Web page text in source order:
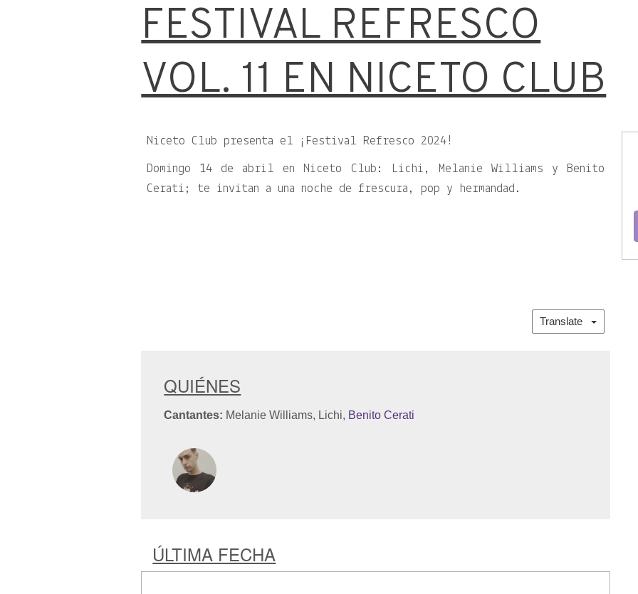
FESTIVAL REFRESCO
VOL. 11 EN NICETO CLUB
Niceto Club presenta el ¡Festival Refresco 2024!
Domingo 14 de abril en Niceto Club: Lichi, Melanie Williams y Benito
Cerati; te invitan a una noche de frescura, pop y hermandad.
Translate
QUIÉNES
Cantantes: Melanie Williams, Lichi, Benito Cerati
ÚLTIMA FECHA